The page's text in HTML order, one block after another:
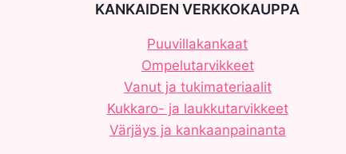
KANKAIDEN VERKKOKAUPPA
Puuvillakankaat
Ompelutarvikkeet
Vanut ja tukimateriaalit
Kukkaro- ja laukkutarvikkeet
Värjäys ja kankaanpainanta